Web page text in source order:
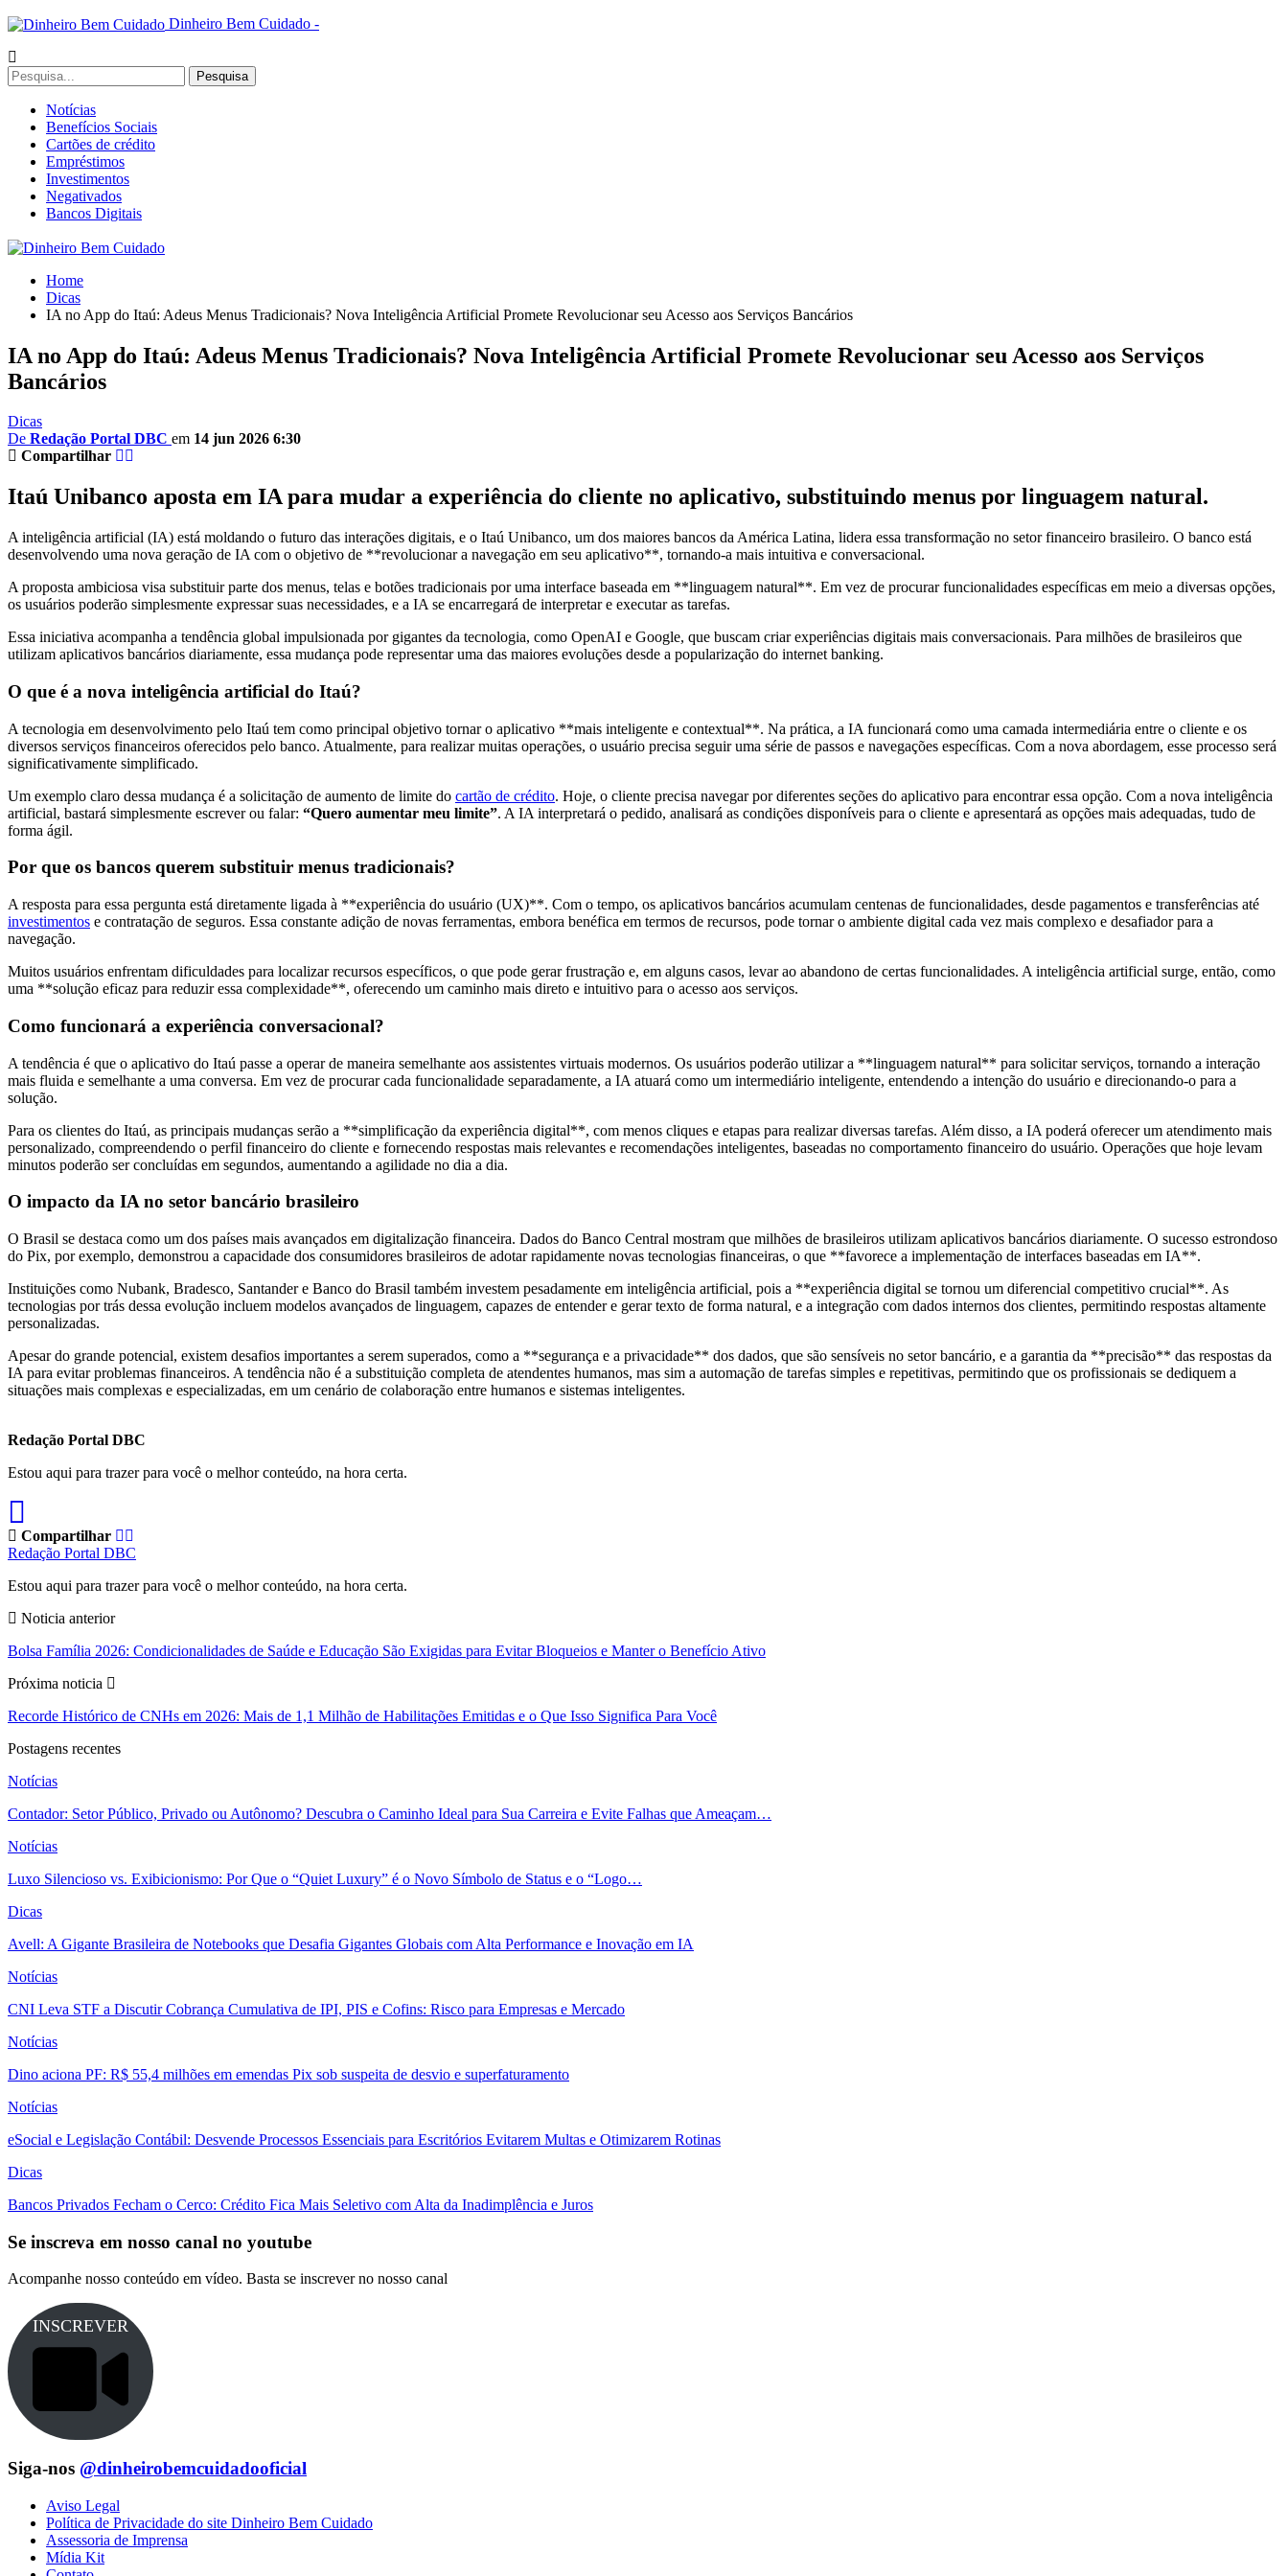
Dinheiro Bem Cuidado -
Notícias
Benefícios Sociais
Cartões de crédito
Empréstimos
Investimentos
Negativados
Bancos Digitais
Home
Dicas
IA no App do Itaú: Adeus Menus Tradicionais? Nova Inteligência Artificial Promete Revolucionar seu Acesso aos Serviços Bancários
IA no App do Itaú: Adeus Menus Tradicionais? Nova Inteligência Artificial Promete Revolucionar seu Acesso aos Serviços
Bancários
Dicas
De Redação Portal DBC em 14 jun 2026 6:30
Compartilhar
Itaú Unibanco aposta em IA para mudar a experiência do cliente no aplicativo, substituindo menus por linguagem natural.
A inteligência artificial (IA) está moldando o futuro das interações digitais, e o Itaú Unibanco, um dos maiores bancos da América Latina, lidera essa transformação no setor financeiro brasileiro. O banco está
desenvolvendo uma nova geração de IA com o objetivo de **revolucionar a navegação em seu aplicativo**, tornando-a mais intuitiva e conversacional.
A proposta ambiciosa visa substituir parte dos menus, telas e botões tradicionais por uma interface baseada em **linguagem natural**. Em vez de procurar funcionalidades específicas em meio a diversas opções,
os usuários poderão simplesmente expressar suas necessidades, e a IA se encarregará de interpretar e executar as tarefas.
Essa iniciativa acompanha a tendência global impulsionada por gigantes da tecnologia, como OpenAI e Google, que buscam criar experiências digitais mais conversacionais. Para milhões de brasileiros que
utilizam aplicativos bancários diariamente, essa mudança pode representar uma das maiores evoluções desde a popularização do internet banking.
O que é a nova inteligência artificial do Itaú?
A tecnologia em desenvolvimento pelo Itaú tem como principal objetivo tornar o aplicativo **mais inteligente e contextual**. Na prática, a IA funcionará como uma camada intermediária entre o cliente e os
diversos serviços financeiros oferecidos pelo banco. Atualmente, para realizar muitas operações, o usuário precisa seguir uma série de passos e navegações específicas. Com a nova abordagem, esse processo será
significativamente simplificado.
Um exemplo claro dessa mudança é a solicitação de aumento de limite do cartão de crédito. Hoje, o cliente precisa navegar por diferentes seções do aplicativo para encontrar essa opção. Com a nova inteligência
artificial, bastará simplesmente escrever ou falar: “Quero aumentar meu limite”. A IA interpretará o pedido, analisará as condições disponíveis para o cliente e apresentará as opções mais adequadas, tudo de
forma ágil.
Por que os bancos querem substituir menus tradicionais?
A resposta para essa pergunta está diretamente ligada à **experiência do usuário (UX)**. Com o tempo, os aplicativos bancários acumulam centenas de funcionalidades, desde pagamentos e transferências até
investimentos e contratação de seguros. Essa constante adição de novas ferramentas, embora benéfica em termos de recursos, pode tornar o ambiente digital cada vez mais complexo e desafiador para a
navegação.
Muitos usuários enfrentam dificuldades para localizar recursos específicos, o que pode gerar frustração e, em alguns casos, levar ao abandono de certas funcionalidades. A inteligência artificial surge, então, como
uma **solução eficaz para reduzir essa complexidade**, oferecendo um caminho mais direto e intuitivo para o acesso aos serviços.
Como funcionará a experiência conversacional?
A tendência é que o aplicativo do Itaú passe a operar de maneira semelhante aos assistentes virtuais modernos. Os usuários poderão utilizar a **linguagem natural** para solicitar serviços, tornando a interação
mais fluida e semelhante a uma conversa. Em vez de procurar cada funcionalidade separadamente, a IA atuará como um intermediário inteligente, entendendo a intenção do usuário e direcionando-o para a
solução.
Para os clientes do Itaú, as principais mudanças serão a **simplificação da experiência digital**, com menos cliques e etapas para realizar diversas tarefas. Além disso, a IA poderá oferecer um atendimento mais
personalizado, compreendendo o perfil financeiro do cliente e fornecendo respostas mais relevantes e recomendações inteligentes, baseadas no comportamento financeiro do usuário. Operações que hoje levam
minutos poderão ser concluídas em segundos, aumentando a agilidade no dia a dia.
O impacto da IA no setor bancário brasileiro
O Brasil se destaca como um dos países mais avançados em digitalização financeira. Dados do Banco Central mostram que milhões de brasileiros utilizam aplicativos bancários diariamente. O sucesso estrondoso
do Pix, por exemplo, demonstrou a capacidade dos consumidores brasileiros de adotar rapidamente novas tecnologias financeiras, o que **favorece a implementação de interfaces baseadas em IA**.
Instituições como Nubank, Bradesco, Santander e Banco do Brasil também investem pesadamente em inteligência artificial, pois a **experiência digital se tornou um diferencial competitivo crucial**. As
tecnologias por trás dessa evolução incluem modelos avançados de linguagem, capazes de entender e gerar texto de forma natural, e a integração com dados internos dos clientes, permitindo respostas altamente
personalizadas.
Apesar do grande potencial, existem desafios importantes a serem superados, como a **segurança e a privacidade** dos dados, que são sensíveis no setor bancário, e a garantia da **precisão** das respostas da
IA para evitar problemas financeiros. A tendência não é a substituição completa de atendentes humanos, mas sim a automação de tarefas simples e repetitivas, permitindo que os profissionais se dediquem a
situações mais complexas e especializadas, em um cenário de colaboração entre humanos e sistemas inteligentes.
Redação Portal DBC
Estou aqui para trazer para você o melhor conteúdo, na hora certa.
Compartilhar
Redação Portal DBC
Estou aqui para trazer para você o melhor conteúdo, na hora certa.
Noticia anterior
Bolsa Família 2026: Condicionalidades de Saúde e Educação São Exigidas para Evitar Bloqueios e Manter o Benefício Ativo
Próxima noticia
Recorde Histórico de CNHs em 2026: Mais de 1,1 Milhão de Habilitações Emitidas e o Que Isso Significa Para Você
Postagens recentes
Notícias
Contador: Setor Público, Privado ou Autônomo? Descubra o Caminho Ideal para Sua Carreira e Evite Falhas que Ameaçam…
Notícias
Luxo Silencioso vs. Exibicionismo: Por Que o “Quiet Luxury” é o Novo Símbolo de Status e o “Logo…
Dicas
Avell: A Gigante Brasileira de Notebooks que Desafia Gigantes Globais com Alta Performance e Inovação em IA
Notícias
CNI Leva STF a Discutir Cobrança Cumulativa de IPI, PIS e Cofins: Risco para Empresas e Mercado
Notícias
Dino aciona PF: R$ 55,4 milhões em emendas Pix sob suspeita de desvio e superfaturamento
Notícias
eSocial e Legislação Contábil: Desvende Processos Essenciais para Escritórios Evitarem Multas e Otimizarem Rotinas
Dicas
Bancos Privados Fecham o Cerco: Crédito Fica Mais Seletivo com Alta da Inadimplência e Juros
Se inscreva em nosso canal no youtube
Acompanhe nosso conteúdo em vídeo. Basta se inscrever no nosso canal
INSCREVER
Siga-nos @dinheirobemcuidadooficial
Aviso Legal
Política de Privacidade do site Dinheiro Bem Cuidado
Assessoria de Imprensa
Mídia Kit